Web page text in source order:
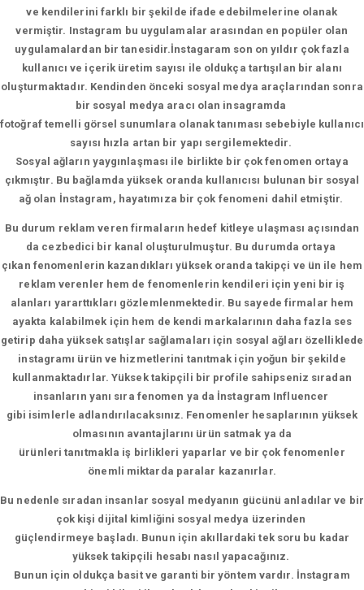
ve kendilerini farklı bir şekilde ifade edebilmelerine olanak
vermiştir. Instagram bu uygulamalar arasından en popüler olan
uygulamalardan bir tanesidir.İnstagaram son on yıldır çok fazla
kullanıcı ve içerik üretim sayısı ile oldukça tartışılan bir alanı
oluşturmaktadır. Kendinden önceki sosyal medya araçlarından sonra
bir sosyal medya aracı olan insagramda
fotoğraf temelli görsel sunumlara olanak tanıması sebebiyle kullanıcı
sayısı hızla artan bir yapı sergilemektedir.
Sosyal ağların yaygınlaşması ile birlikte bir çok fenomen ortaya
çıkmıştır. Bu bağlamda yüksek oranda kullanıcısı bulunan bir sosyal
ağ olan İnstagram, hayatımıza bir çok fenomeni dahil etmiştir.
Bu durum reklam veren firmaların hedef kitleye ulaşması açısından
da cezbedici bir kanal oluşturulmuştur. Bu durumda ortaya
çıkan fenomenlerin kazandıkları yüksek oranda takipçi ve ün ile hem
reklam verenler hem de fenomenlerin kendileri için yeni bir iş
alanları yararttıkları gözlemlenmektedir. Bu sayede firmalar hem
ayakta kalabilmek için hem de kendi markalarının daha fazla ses
getirip daha yüksek satışlar sağlamaları için sosyal ağları özelliklede
instagramı ürün ve hizmetlerini tanıtmak için yoğun bir şekilde
kullanmaktadırlar. Yüksek takipçili bir profile sahipseniz sıradan
insanların yanı sıra fenomen ya da İnstagram Influencer
gibi isimlerle adlandırılacaksınız. Fenomenler hesaplarının yüksek
olmasının avantajlarını ürün satmak ya da
ürünleri tanıtmakla iş birlikleri yaparlar ve bir çok fenomenler
önemli miktarda paralar kazanırlar.
Bu nedenle sıradan insanlar sosyal medyanın gücünü anladılar ve bir
çok kişi dijital kimliğini sosyal medya üzerinden
güçlendirmeye başladı. Bunun için akıllardaki tek soru bu kadar
yüksek takipçili hesabı nasıl yapacağınız.
Bunun için oldukça basit ve garanti bir yöntem vardır. İnstagram